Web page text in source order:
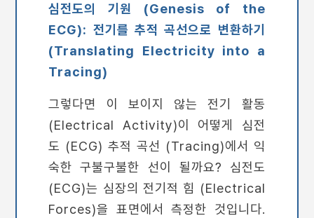
심전도의 기원 (Genesis of the
ECG): 전기를 추적 곡선으로 변환하기
(Translating Electricity into a
Tracing)
그렇다면 이 보이지 않는 전기 활동
(Electrical Activity)이 어떻게 심전
도 (ECG) 추적 곡선 (Tracing)에서 익
숙한 구불구불한 선이 될까요? 심전도
(ECG)는 심장의 전기적 힘 (Electrical
Forces)을 표면에서 측정한 것입니다.